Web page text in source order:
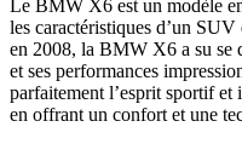
Le BMW X6 est un modèle
les caractéristiques d’un
en 2008, la BMW X6 a su se
et ses performances
parfaitement l’esprit sportif
en offrant un confort et une